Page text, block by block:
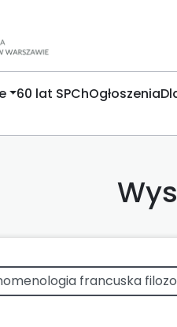
60 lat SPChOgłoszenia